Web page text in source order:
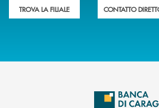
TROVA LA FILIALE CONTATTO